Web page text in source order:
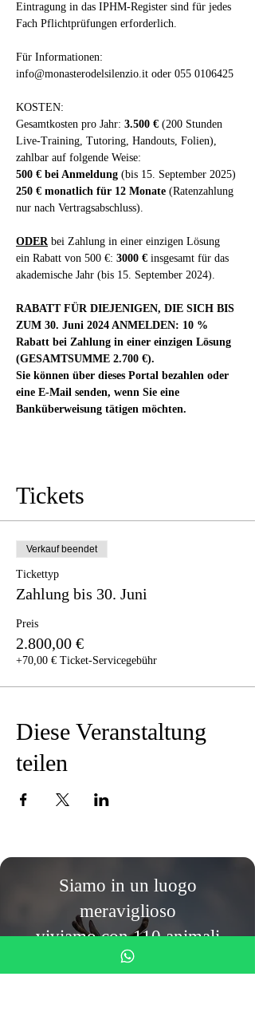
Eintragung in das IPHM-Register sind für jedes
Fach Pflichtprüfungen erforderlich.
Für Informationen:
info@monasterodelsilenzio.it oder 055 0106425
KOSTEN:
Gesamtkosten pro Jahr: 3.500 € (200 Stunden
Live-Training, Tutoring, Handouts, Folien),
zahlbar auf folgende Weise:
500 € bei Anmeldung (bis 15. September 2025)
250 € monatlich für 12 Monate (Ratenzahlung
nur nach Vertragsabschluss).
ODER bei Zahlung in einer einzigen Lösung
ein Rabatt von 500 €: 3000 € insgesamt für das
akademische Jahr (bis 15. September 2024).
RABATT FÜR DIEJENIGEN, DIE SICH BIS
ZUM 30. Juni 2024 ANMELDEN: 10 %
Rabatt bei Zahlung in einer einzigen Lösung
(GESAMTSUMME 2.700 €).
Sie können über dieses Portal bezahlen oder
eine E-Mail senden, wenn Sie eine
Banküberweisung tätigen möchten.
Tickets
Verkauf beendet
Tickettyp
Zahlung bis 30. Juni
Preis
2.800,00 €
+70,00 € Ticket-Servicegebühr
Diese Veranstaltung
teilen
Siamo in un luogo
meraviglioso
viviamo con 110 animali
salvati